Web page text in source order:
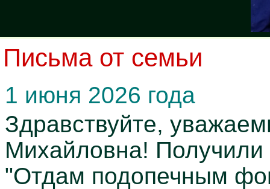
Письма от семьи
1 июня 2026 года
Здравствуйте,
Михайловна! Получили
"Отдам подопечным